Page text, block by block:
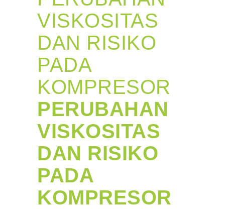
VISKOSITAS
DAN RISIKO
PADA
KOMPRESOR
PERUBAHAN
VISKOSITAS
DAN RISIKO
PADA
KOMPRESOR